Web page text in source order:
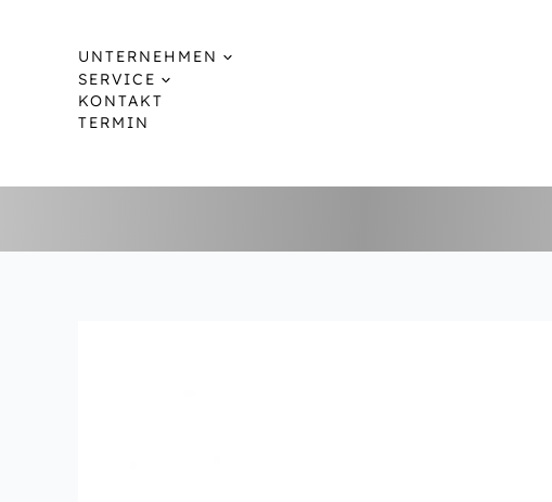
UNTERNEHMEN
SERVICE
KONTAKT
TERMIN